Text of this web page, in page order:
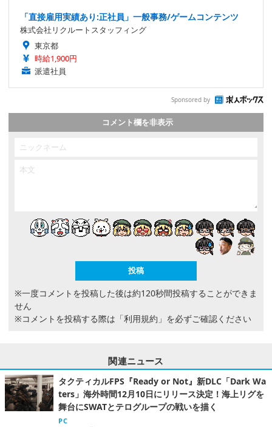
「直接雇用実績あり:正社員」一般事務/ゲームコンテンツ
株式会社リクルートスタッフィング
東京都
時給1,900円
派遣社員
Sponsored by
コメント欄を非表示
※一度コメントを投稿した後は約120秒間投稿することができま
せん
※コメントを投稿する際は 「利用規約」 を必ずご確認ください
関連ニュース
タクティカルFPS『Ready or Not』新DLC「Dark Wa
ters」海外時間12月10日にリリース決定！海上リグを
舞台にSWATとテログループの戦いを描く
PC